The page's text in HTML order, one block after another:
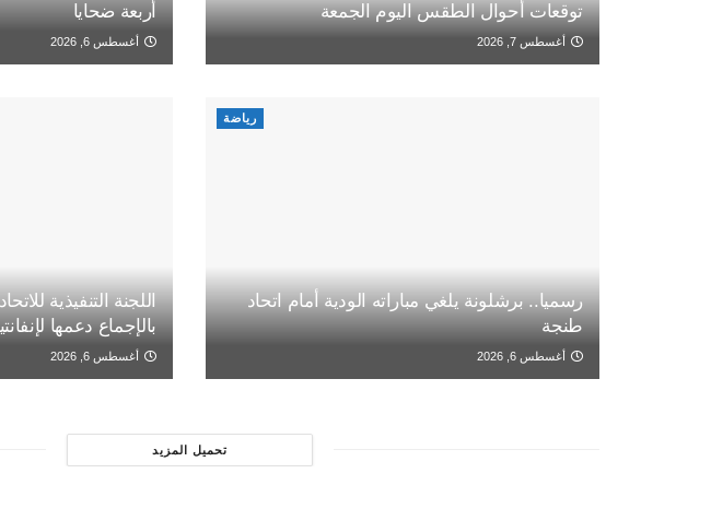
توقعات أحوال الطقس اليوم الجمعة
أغسطس 7, 2026
أربعة ضحايا
أغسطس 6, 2026
رياضة
رسميا.. برشلونة يلغي مباراته الودية أمام اتحاد
طنجة
أغسطس 6, 2026
اللجنة التنفيذية
بالإجماع دعمها
أغسطس 6, 2026
تحميل المزيد